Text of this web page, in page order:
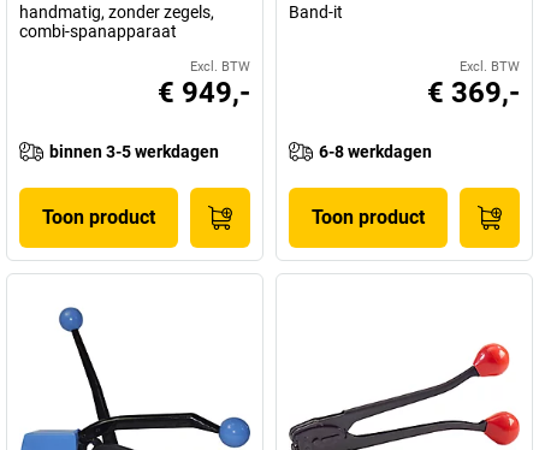
handmatig, zonder zegels,
combi-spanapparaat
Excl. BTW
€ 949,-
binnen 3-5 werkdagen
Toon product
Band-it
Excl. BTW
€ 369,-
6-8 werkdagen
Toon product